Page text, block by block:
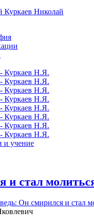
Куркаев Николай
Куркаев Н.Я.
Куркаев Н.Я.
Куркаев Н.Я.
Куркаев Н.Я.
Куркаев Н.Я.
Куркаев Н.Я.
Куркаев Н.Я.
Куркаев Н.Я.
и учение
и стал
Он смирился и стал